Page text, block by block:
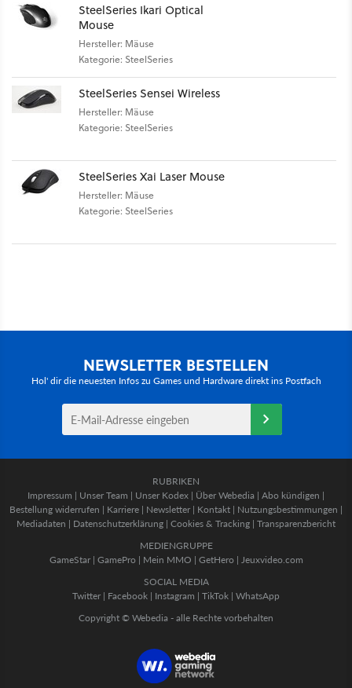
SteelSeries Ikari Optical
Mouse
Hersteller: Mäuse
Kategorie: SteelSeries
SteelSeries Sensei Wireless
Hersteller: Mäuse
Kategorie: SteelSeries
SteelSeries Xai Laser Mouse
Hersteller: Mäuse
Kategorie: SteelSeries
NEWSLETTER BESTELLEN
Hol' dir die neuesten Infos zu Games und Hardware direkt ins Postfach
RUBRIKEN
Impressum | Unser Team | Unser Kodex | Über Webedia | Abo kündigen |
Bestellung widerrufen | Karriere | Newsletter | Kontakt | Nutzungsbestimmungen |
Mediadaten | Datenschutzerklärung | Cookies & Tracking | Transparenzbericht
MEDIENGRUPPE
GameStar| GamePro | Mein MMO | GetHero | Jeuxvideo.com
SOCIAL MEDIA
Twitter | Facebook | Instagram | TikTok | WhatsApp
Copyright © Webedia - alle Rechte vorbehalten